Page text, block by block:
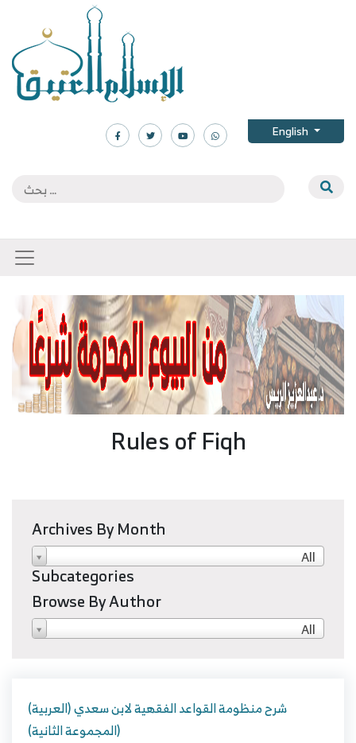
English
Rules of Fiqh
Archives By Month
All
Subcategories
Browse By Author
All
(العربية) شرح منظومة القواعد الفقهية لابن سعدي
(المجموعة الثانية)